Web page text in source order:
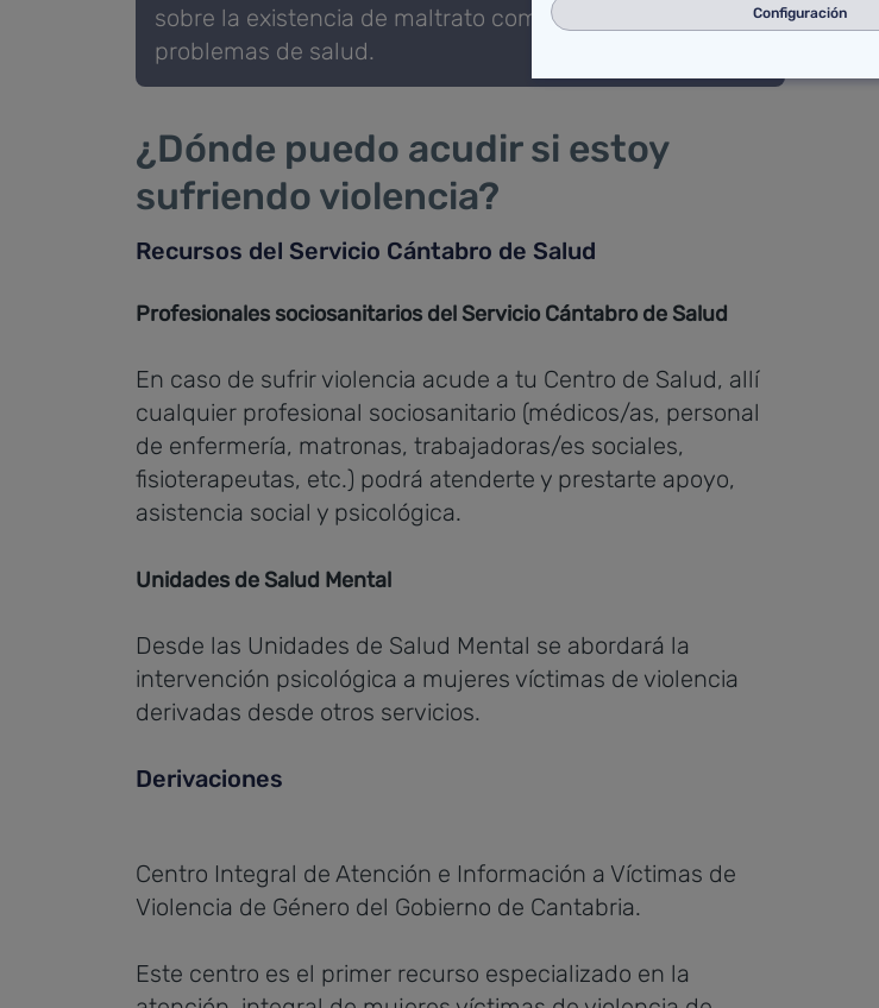
sobre la existencia de maltrato como se hace con otros
problemas de salud.
¿Dónde puedo acudir si estoy
sufriendo violencia?
Recursos del Servicio Cántabro de Salud
Profesionales sociosanitarios del Servicio Cántabro de Salud
En caso de sufrir violencia acude a tu Centro de Salud, allí
cualquier profesional sociosanitario (médicos/as, personal
de enfermería, matronas, trabajadoras/es sociales,
fisioterapeutas, etc.) podrá atenderte y prestarte apoyo,
asistencia social y psicológica.
Unidades de Salud Mental
Desde las Unidades de Salud Mental se abordará la
intervención psicológica a mujeres víctimas de violencia
derivadas desde otros servicios.
Derivaciones
Centro Integral de Atención e Información a Víctimas de
Violencia de Género del Gobierno de Cantabria.
Este centro es el primer recurso especializado en la
Configuración